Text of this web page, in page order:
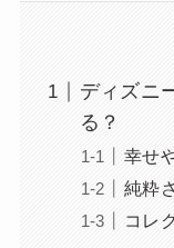
ディズニ
る？
幸せ
純粋
コレ